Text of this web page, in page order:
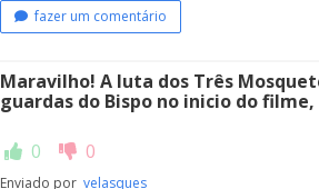
fazer um comentário
Maravilho! A luta dos Três
guardas do Bispo no inicio do
0 0
Enviado por velasques